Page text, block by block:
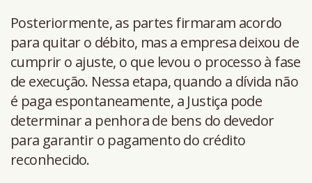
Posteriormente, as partes firmaram acordo
para quitar o débito, mas a empresa deixou de
cumprir o ajuste, o que levou o processo à fase
de execução. Nessa etapa, quando a dívida não
é paga espontaneamente, a Justiça pode
determinar a penhora de bens do devedor
para garantir o pagamento do crédito
reconhecido.